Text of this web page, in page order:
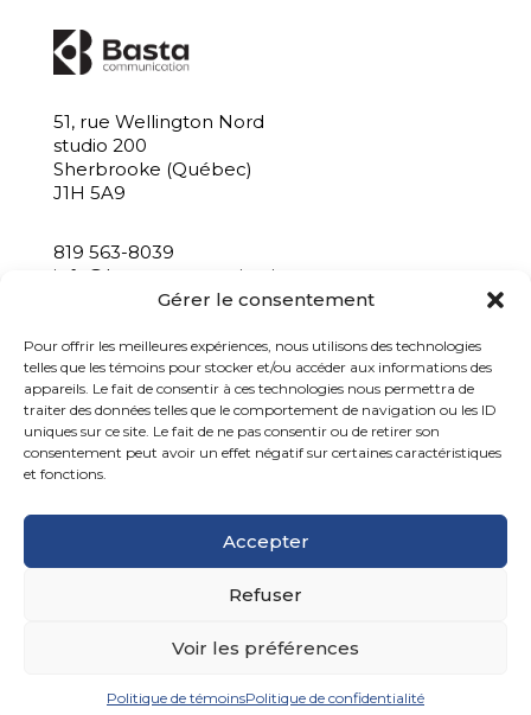
Gérer le consentement
Pour offrir les meilleures expériences, nous utilisons des technologies
telles que les témoins pour stocker et/ou accéder aux informations des
appareils. Le fait de consentir à ces technologies nous permettra de
traiter des données telles que le comportement de navigation ou les ID
uniques sur ce site. Le fait de ne pas consentir ou de retirer son
consentement peut avoir un effet négatif sur certaines caractéristiques
et fonctions.
Accepter
Refuser
Voir les préférences
Politique de témoinsPolitique de confidentialité
51, rue Wellington Nord
studio 200
Sherbrooke (Québec)
J1H 5A9
819 563-8039
info@bastacommunication.ca
Politique de confidentialité